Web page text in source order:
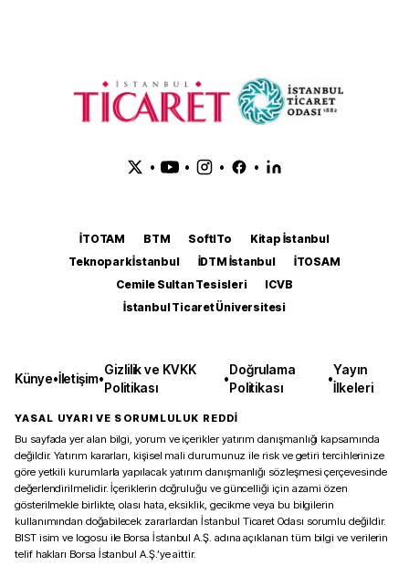
• • • •
İTOTAM BTM SoftITo
Kitap İstanbul
Teknopark İstanbul
İDTM İstanbul
İTOSAM
Cemile Sultan Tesisleri
ICVB
İstanbul Ticaret Üniversitesi
Künye•İletişim•
Gizlilik ve KVKK
Politikası
•
Doğrulama
Politikası
•
Yayın
İlkeleri
YASAL UYARI VE SORUMLULUK REDDİ
Bu sayfada yer alan bilgi, yorum ve içerikler yatırım danışmanlığı kapsamında
değildir. Yatırım kararları, kişisel mali durumunuz ile risk ve getiri tercihlerinize
göre yetkili kurumlarla yapılacak yatırım danışmanlığı sözleşmesi çerçevesinde
değerlendirilmelidir. İçeriklerin doğruluğu ve güncelliği için azami özen
gösterilmekle birlikte, olası hata, eksiklik, gecikme veya bu bilgilerin
kullanımından doğabilecek zararlardan İstanbul Ticaret Odası sorumlu değildir.
BIST isim ve logosu ile Borsa İstanbul A.Ş. adına açıklanan tüm bilgi ve verilerin
telif hakları Borsa İstanbul A.Ş.’ye aittir.